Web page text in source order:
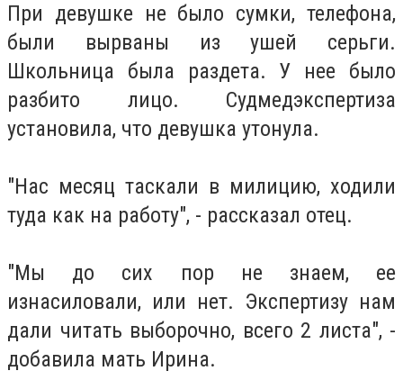
При девушке не было сумки, телефона,
были вырваны из ушей серьги.
Школьница была раздета. У нее было
разбито лицо. Судмедэкспертиза
установила, что девушка утонула.
"Нас месяц таскали в милицию, ходили
туда как на работу", - рассказал отец.
"Мы до сих пор не знаем, ее
изнасиловали, или нет. Экспертизу нам
дали читать выборочно, всего 2 листа", -
добавила мать Ирина.